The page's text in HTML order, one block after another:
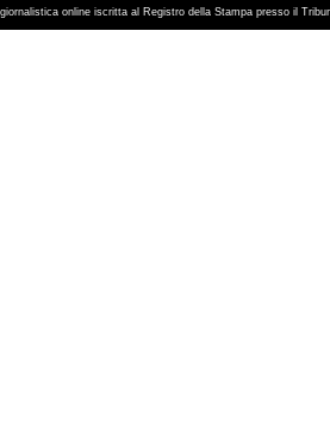
online iscritta al Registro della Stampa presso il